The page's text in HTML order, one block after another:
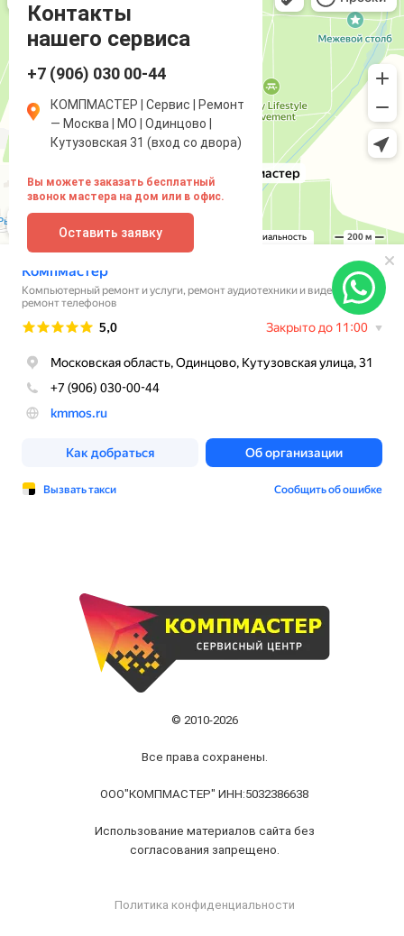
Контакты
нашего сервиса
+7 (906) 030 00-44
КОМПМАСТЕР | Сервис | Ремонт
— Москва | МО | Одинцово |
Кутузовская 31 (вход со двора)
Вы можете заказать бесплатный
звонок мастера на дом или в офис.
Оставить заявку
Ремонт аудиотехники и видеотехники в Одинцово
© 2010-2026
Все права сохранены.
ООО"КОМПМАСТЕР" ИНН:5032386638
Использование материалов сайта без
согласования запрещено.
Политика конфиденциальности